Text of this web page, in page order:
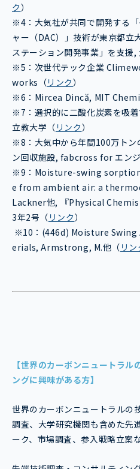
ク）
※4：大気社が共同で開発する
ャー（DAC）」技術が東京都立
ステーション開発事業」を支援,
※5：次世代テック企業
works（リンク）
※6：Mircea Dincă, MIT
※7：選択的に二酸化炭素を吸
立教大学（ リンク）
※8：大気中から年間100万トン
ン回収施設, fabcross for エン
※9：Moisture-swing
e from ambient air: a
Lackner他, 『Physical
3年2号（ リンク）
※10：(446d) Moisture
erials, Armstrong, M.他（ リン
【世界のカーボンニュートラル
ングに興味がある方】
世界のカーボンニュートラルの
調査、大学研究機関も含めた先
ーク、市場調査、参入戦略立案